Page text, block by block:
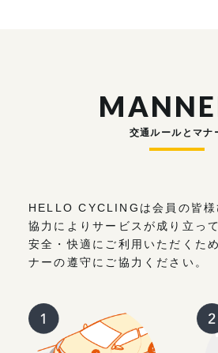
交通ルールとマナ
HELLO CYCLINGは会員の皆様
協力によりサービスが成り立っ
安全・快適にご利用いただくた
ナーの遵守にご協力ください。